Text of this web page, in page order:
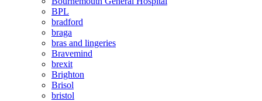
BPL
bradford
braga
bras and lingeries
Bravemind
brexit
Brighton
Brisol
bristol